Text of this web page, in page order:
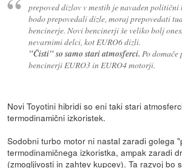
prepoved dizlov v mestih je navaden
bodo prepovedali dizle, moraj prepovedati
bencinerje. Novi bencinerji še veliko bolj
nevarnimi delci, kot EURO6 dizli.
"Čisti" so samo stari atmosferci. Po domače
bencinerji EURO3 in EURO4 motorji.
Novi Toyotini hibridi so eni taki stari
termodinamični izkoristek.
Sodobni turbo motor ni nastal zaradi golega
termodinamičnega izkoristka, ampak zaradi
(zmogljivosti in zahtev kupcev). Ta razvoj bo